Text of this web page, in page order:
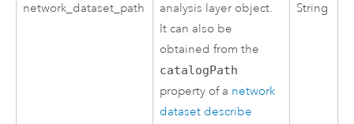
network_dataset_path
analysis layer object.
It can also be
obtained from the
catalogPath
property of a network
dataset describe
String